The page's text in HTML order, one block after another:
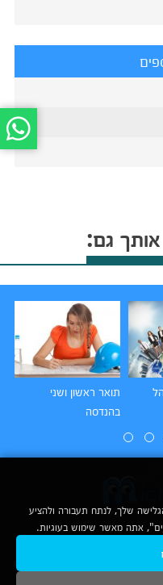
אותך גם:
תואר ראשון ושני
בהנדסה
|
שלך, לנתח תעבורה ולהציע
אתה מאשר שימוש בעוגיות.